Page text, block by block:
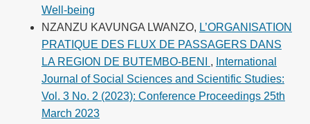
Well-being
NZANZU KAVUNGA LWANZO, L’ORGANISATION
PRATIQUE DES FLUX DE PASSAGERS DANS
LA REGION DE BUTEMBO-BENI , International
Journal of Social Sciences and Scientific Studies:
Vol. 3 No. 2 (2023): Conference Proceedings 25th
March 2023